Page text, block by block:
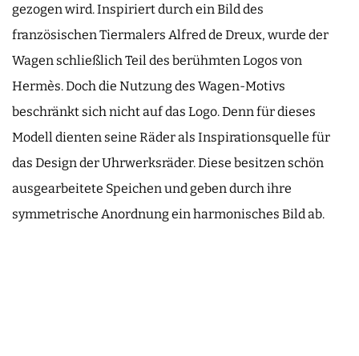
gezogen wird. Inspiriert durch ein Bild des
französischen Tiermalers Alfred de Dreux, wurde der
Wagen schließlich Teil des berühmten Logos von
Hermès. Doch die Nutzung des Wagen-Motivs
beschränkt sich nicht auf das Logo. Denn für dieses
Modell dienten seine Räder als Inspirationsquelle für
das Design der Uhrwerksräder. Diese besitzen schön
ausgearbeitete Speichen und geben durch ihre
symmetrische Anordnung ein harmonisches Bild ab.